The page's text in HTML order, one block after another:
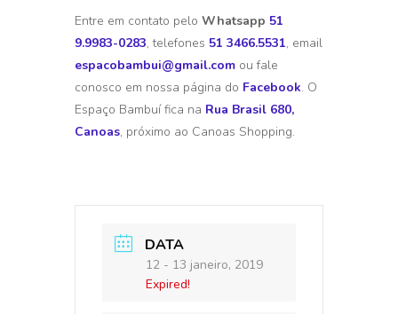
Entre em contato pelo Whatsapp 51
9.9983-0283, telefones 51 3466.5531, email
espacobambui@gmail.com ou fale
conosco em nossa página do Facebook. O
Espaço Bambuí fica na Rua Brasil 680,
Canoas, próximo ao Canoas Shopping.
DATA
12 - 13 janeiro, 2019
Expired!